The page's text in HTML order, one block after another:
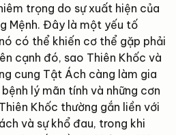
trọng do sự xuất hiện của
Mệnh. Đây là một yếu tố
có thể khiến cơ thể gặp phải
cạnh đó, sao Thiên Khốc và
cung Tật Ách càng làm gia
lý mãn tính và những cơn
Khốc thường gắn liền với
và sự khổ đau, trong khi